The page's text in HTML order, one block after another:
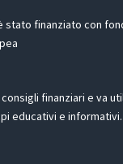
stato finanziato con
finanziari e va
educativi e informativi.